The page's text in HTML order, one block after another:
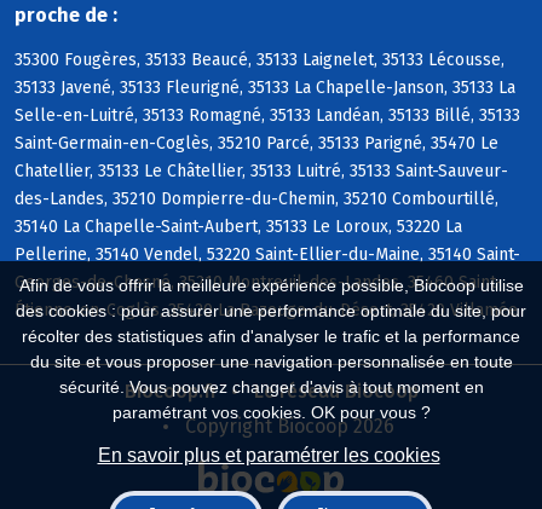
Afin de vous offrir la meilleure expérience possible, Biocoop utilise
des cookies : pour assurer une performance optimale du site, pour
récolter des statistiques afin d'analyser le trafic et la performance
du site et vous proposer une navigation personnalisée en toute
sécurité. Vous pouvez changer d'avis à tout moment en
paramétrant vos cookies. OK pour vous ?
En savoir plus et paramétrer les cookies
proche de :
35300 Fougères, 35133 Beaucé, 35133 Laignelet, 35133 Lécousse,
35133 Javené, 35133 Fleurigné, 35133 La Chapelle-Janson, 35133 La
Selle-en-Luitré, 35133 Romagné, 35133 Landéan, 35133 Billé, 35133
Saint-Germain-en-Coglès, 35210 Parcé, 35133 Parigné, 35470 Le
Chatellier, 35133 Le Châtellier, 35133 Luitré, 35133 Saint-Sauveur-
des-Landes, 35210 Dompierre-du-Chemin, 35210 Combourtillé,
35140 La Chapelle-Saint-Aubert, 35133 Le Loroux, 53220 La
Pellerine, 35140 Vendel, 53220 Saint-Ellier-du-Maine, 35140 Saint-
Georges-de-Chesné, 35210 Montreuil-des-Landes, 35460 Saint-
Étienne-en-Coglès, 35420 La Bazouge-du-Désert, 35420 Villamée
Biocoop.fr
Le réseau Biocoop
Copyright Biocoop 2026